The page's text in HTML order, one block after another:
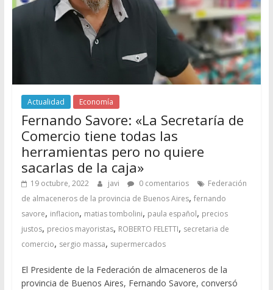
Actualidad Economía
Fernando Savore: «La Secretaría de
Comercio tiene todas las
herramientas pero no quiere
sacarlas de la caja»
19 octubre, 2022 javi 0 comentarios
Federación
de almaceneros de la provincia de Buenos Aires, fernando
savore, inflacion, matias tombolini, paula español, precios
justos, precios mayoristas, ROBERTO FELETTI, secretaria de
comercio, sergio massa, supermercados
El Presidente de la Federación de almaceneros de la
provincia de Buenos Aires, Fernando Savore, conversó